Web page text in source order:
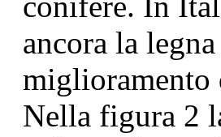
ancora la
miglioramento
Nella figura 2